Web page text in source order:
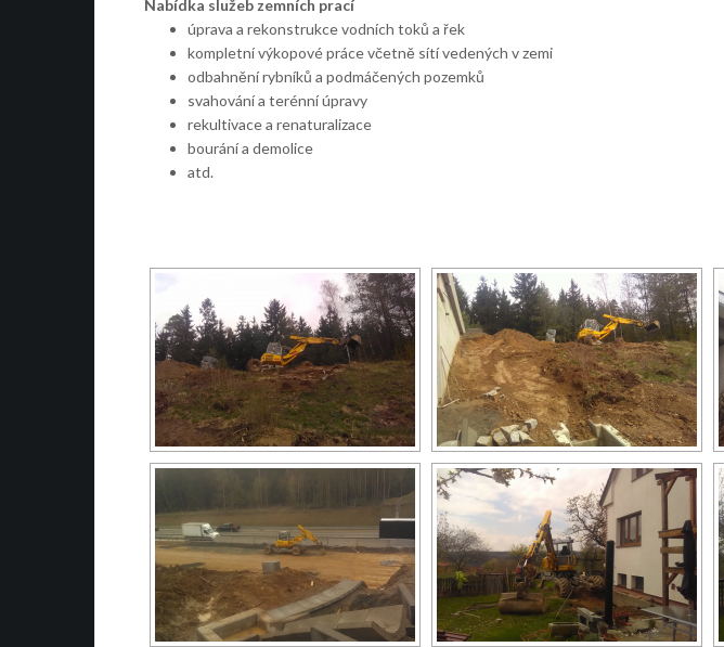
Nabídka služeb zemních prací
úprava a rekonstrukce vodních toků a řek
kompletní výkopové práce včetně sítí vedených v zemi
odbahnění rybníků a podmáčených pozemků
svahování a terénní úpravy
rekultivace a renaturalizace
bourání a demolice
atd.